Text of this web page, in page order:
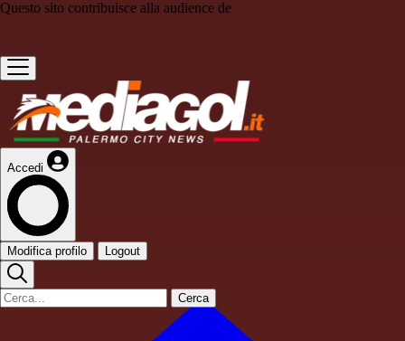
Questo sito contribuisce alla audience de
Accedi
Modifica profilo Logout
Cerca